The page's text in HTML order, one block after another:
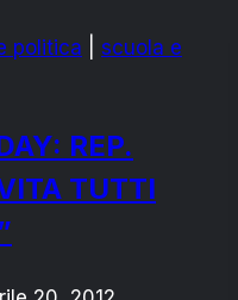
politica
scuola e
REP.
TUTTI